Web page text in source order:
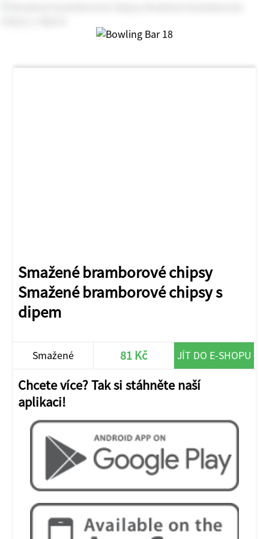
Smažené bramborové chipsy
Smažené bramborové chipsy s
dipem
Smažené
bramborové
chipsy
81 Kč JÍT DO E-SHOPU
Chcete více? Tak si stáhněte naší
aplikaci!